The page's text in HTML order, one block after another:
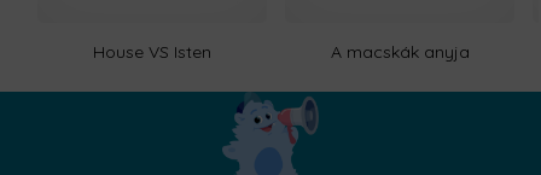
House VS Isten A macskák anyja